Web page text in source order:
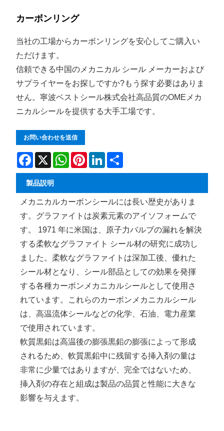
カーボンリング
当社の工場からカーボンリングを安心してご購入い
ただけます。
信頼できる中国のメカニカル シール メーカーおよび
サプライヤーをお探しですか?もう探す必要はありま
せん。寧波ベストシール株式会社高品質のOMEメカ
ニカルシールを提供する大手工場です。
お問い合わせを送信
Facebook
X WhatsAppPinterestLinkedIn
製品説明
メカニカルカーボンシールには長い歴史がありま
す。グラファイトは炭素元素のアイソフォームで
す。 1971 年に米国は、原子力バルブの漏れを解決
する柔軟なグラファイト シール材の研究に成功し
ました。柔軟なグラファイトは深加工後、優れた
シール材となり、シール部品としての効果を発揮
する各種カーボンメカニカルシールとして使用さ
れています。これらのカーボンメカニカルシール
は、高温流体シールなどの化学、石油、電力産業
で使用されています。
軟質黒鉛は高温後の膨張黒鉛の膨張によって形成
されるため、軟質黒鉛中に残留する挿入剤の量は
非常に少量ではありますが、完全ではないため、
挿入剤の存在と組成は製品の品​​質と性能に大きな
影響を与えます。